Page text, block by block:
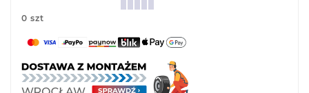
0 szt